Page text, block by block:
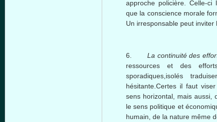
approche policière. Celle-ci
que la conscience morale
Un irresponsable peut inviter
6. La continuitédes
ressources et des
sporadiques isolés
hésitante.Certes il faut viser
sens horizontal, mais aussi
lesens politique et
humain , de la nature même